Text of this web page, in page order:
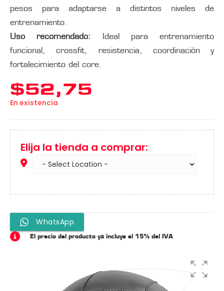
pesos para adaptarse a distintos niveles de
entrenamiento.
Uso recomendado:
Ideal para entrenamiento
funcional, crossfit, resistencia, coordinación y
fortalecimiento del core.
$52,75
En existencia
Elija la tienda a comprar:
WhatsApp
El precio del producto ya incluye el 15% del IVA